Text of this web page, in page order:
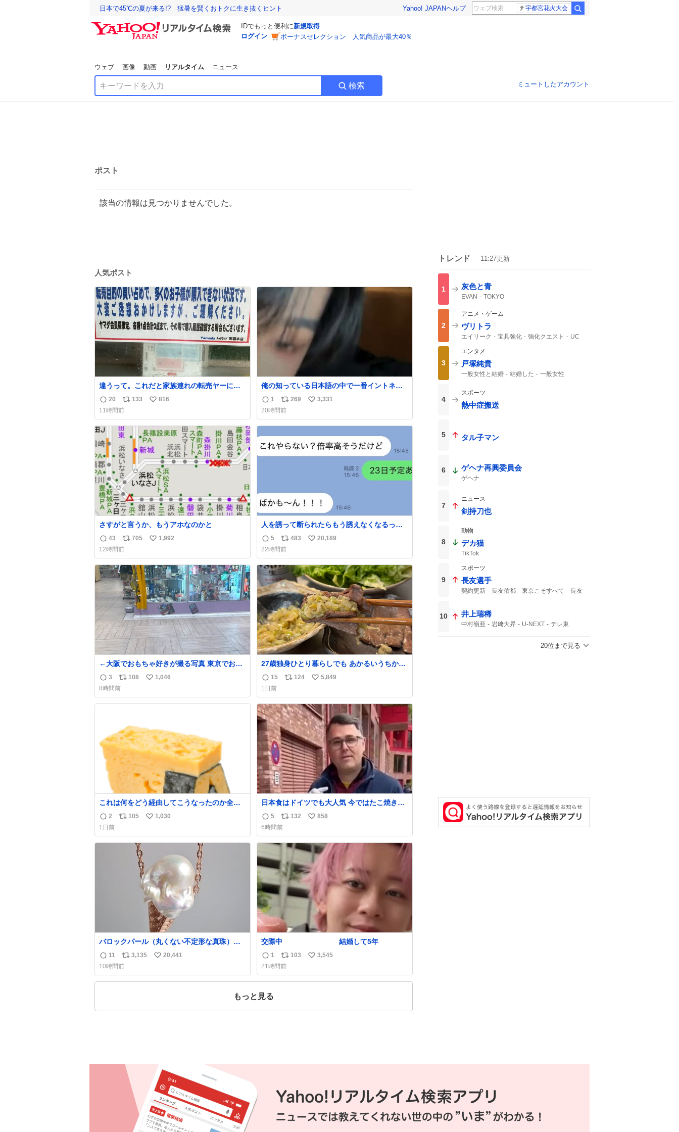
日本で45℃の夏が来る!? 猛暑を賢くおトクに生き抜くヒント Yahoo! JAPANヘルプ 宇都宮花火大会
IDでもっと便利に新規取得
ログイン
ボーナスセレクション 人気商品が最大40％
ウェブ 画像 動画 リアルタイム ニュース
検索 ミュートしたアカウント
ポスト
該当の情報は見つかりませんでした。
人気ポスト
違うって。これだと家族連れの転売ヤーに持
ってかれるだけ。 ポケカと同じで浅はかすぎ
る💦
返
信
数
20
リ
ポ
ス
ト
数
133
い
ね
数
816
11時間前
俺の知っている日本語の中で一番イントネー
ションが可愛い
返
信
数
1
リ
ポ
ス
ト
数
269
い
ね
数
3,331
20時間前
さすがと言うか、もうアホなのかと
返
信
数
43
リ
ポ
ス
ト
数
705
い
ね
数
1,992
12時間前
人を誘って断られたらもう誘えなくなるって
人、これ見て元気出してほしい
返
信
数
5
リ
ポ
ス
ト
数
483
い
ね
数
20,189
22時間前
←大阪でおもちゃ好きが撮る写真 東京でおも
ちゃ好きが撮る写真→
返
信
数
3
リ
ポ
ス
108
い
ね
1,046
8時間前
27歳独身ひとり暮らしでも あかるいうちから
呑みながらキッチンでひとり焼肉できてしあ
わせだもん՞ o̴̶̷̥ ̫ o̴̶̷̥ ՞
返
信
数
15
リ
ス
ト
数
124
い
ね
数
5,849
1日前
これは何をどう経由してこうなったのか全く
わからない構造のすしざんまいの玉子
返
信
数
2
リ
ス
105
い
ね
1,030
1日前
日本食はドイツでも大人気 今ではたこ焼きも
入手可能ですが、🥑や🌽、ウィンナーや枝豆
などが入っているオリジナルたこ焼きへと進
化 大使館の広報課長ハインリッヒは、日本で
たこ焼きに心奪われ、ベルリンにいたときに
は出店で焼いてました👏（ええ笑顔や） #た
こ焼きの日
返
信
数
5
リ
ポ
ス
数
132
い
ね
数
858
6時間前
バロックパール（丸くない不定形な真珠）を
溶けたアイスや飴玉、雲、アヒルに見立てて
ジュエリーデザイナー、Ben Choi 蔡俊文さん
の作品。 instagram.com/bcjoaillerie/
返
信
数
11
リ
ポ
ス
3,135
い
ね
20,441
10時間前
交際中 結婚して5年
返
信
数
1
リ
ポ
ス
103
い
ね
3,545
21時間前
もっと見る
トレンド 11:27更新
1 灰色と青
EVAN TOKYO
2
アニメ・ゲーム
ヴリトラ
エイリーク 宝具強化 強化クエスト
UC
3
エンタメ
戸塚純貴
一般女性と結婚 結婚した 一般女性
4
スポーツ
熱中症搬送
5 タル子マン
6 ゲヘナ再興委員会
ゲヘナ
7
ニュース
剣持刀也
8
動物
デカ猫
TikTok
9
スポーツ
長友選手
契約更新 長友佑都 東京こそすべて 長友
10 井上瑞稀
中村嶺亜 岩﨑大昇 U-NEXT
テレ東
20位まで見る